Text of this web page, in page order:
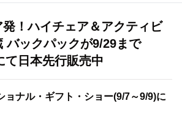
！ハイチェア＆アクティビ
バックパックが9/29まで
て日本先行販売中
ョナル・ギフト・ショー(9/7～9/9)に